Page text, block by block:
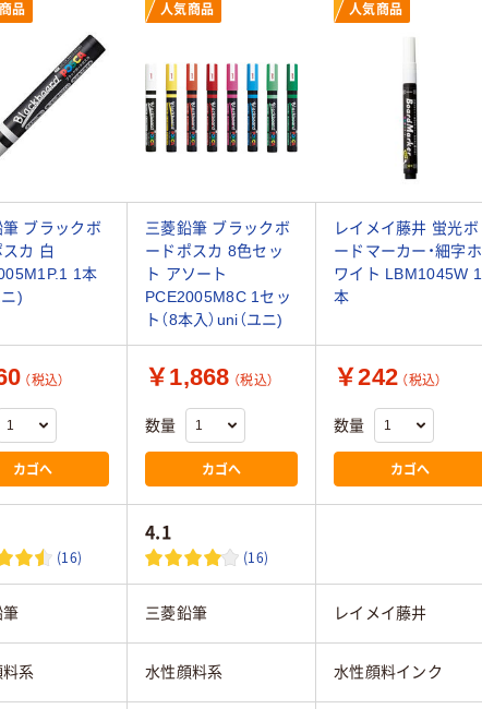
品 人気商品 人気商品
筆 ブラックボ
カ 白
1本
ニ)
三菱鉛筆 ブラックボ
ードポスカ 8色セッ
ト アソート
PCE2005M8C 1セッ
ト（8本入）uni（ユニ)
レイメイ藤井 蛍光ボ
ードマーカー・細字ホ
ワイト LBM1045W 1
本
（税込）
カゴへ
￥1,868 （税込）
数量
カゴへ
￥242 （税込）
数量
カゴへ
(16)
4.1
(16)
筆 三菱鉛筆 レイメイ藤井
系 水性顔料系 水性顔料インク